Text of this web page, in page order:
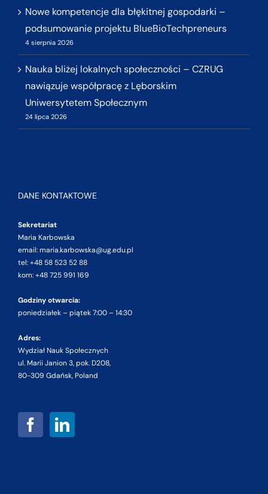
Nowe kompetencje dla błękitnej gospodarki –
podsumowanie projektu BlueBioTechpreneurs
4 sierpnia 2026
Nauka bliżej lokalnych społeczności – CZRUG
nawiązuje współpracę z Lęborskim
Uniwersytetem Społecznym
24 lipca 2026
DANE KONTAKTOWE
Sekretariat
Maria Karbowska
email: maria.karbowska@ug.edu.pl
tel: +48 58 523 52 88
kom: +48 725 991 169
Godziny otwarcia:
poniedziałek – piątek 7:00 – 14:30
Adres:
Wydział Nauk Społecznych
ul. Marii Janion 3, pok. D208,
80-309 Gdańsk, Poland